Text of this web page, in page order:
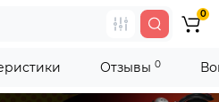
0
Отзывы 0